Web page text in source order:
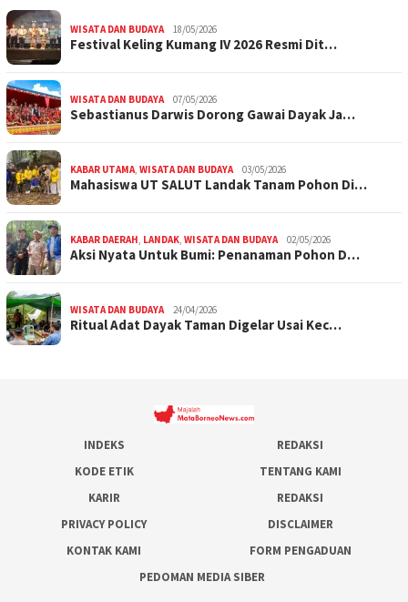
WISATA DAN BUDAYA 18/05/2026
Festival Keling Kumang IV 2026 Resmi Dit…
WISATA DAN BUDAYA 07/05/2026
Sebastianus Darwis Dorong Gawai Dayak Ja…
KABAR UTAMA, WISATA DAN BUDAYA 03/05/2026
Mahasiswa UT SALUT Landak Tanam Pohon Di…
KABAR DAERAH, LANDAK, WISATA DAN BUDAYA 02/05/2026
Aksi Nyata Untuk Bumi: Penanaman Pohon D…
WISATA DAN BUDAYA 24/04/2026
Ritual Adat Dayak Taman Digelar Usai Kec…
INDEKS
REDAKSI
KODE ETIK
TENTANG KAMI
KARIR
REDAKSI
PRIVACY POLICY
DISCLAIMER
KONTAK KAMI
FORM PENGADUAN
PEDOMAN MEDIA SIBER